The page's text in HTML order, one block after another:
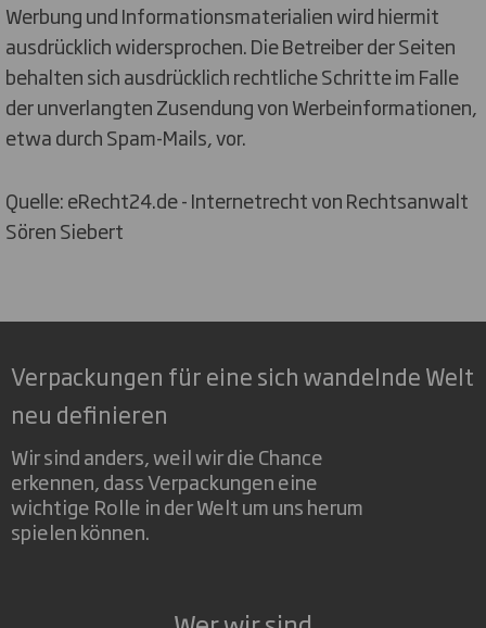
Werbung und Informationsmaterialien wird hiermit
ausdrücklich widersprochen. Die Betreiber der Seiten
behalten sich ausdrücklich rechtliche Schritte im Falle
der unverlangten Zusendung von Werbeinformationen,
etwa durch Spam-Mails, vor.
Quelle: eRecht24.de - Internetrecht von Rechtsanwalt
Sören Siebert
Verpackungen für eine sich wandelnde Welt
neu definieren
Wir sind anders, weil wir die Chance
erkennen, dass Verpackungen eine
wichtige Rolle in der Welt um uns herum
spielen können.